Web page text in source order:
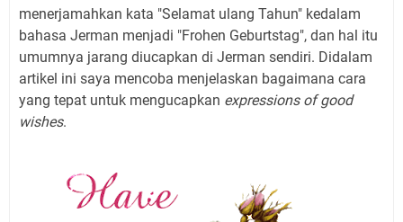
menerjamahkan kata "Selamat ulang Tahun" kedalam
bahasa Jerman menjadi "Frohen Geburtstag", dan hal itu
umumnya jarang diucapkan di Jerman sendiri. Didalam
artikel ini saya mencoba menjelaskan bagaimana cara
yang tepat untuk mengucapkan expressions of good
wishes.